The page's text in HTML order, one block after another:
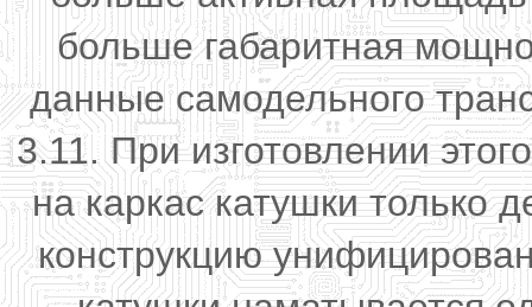
больше габаритная
данные самодельного
3.11. При изготовлении
на каркас катушки только
конструкцию